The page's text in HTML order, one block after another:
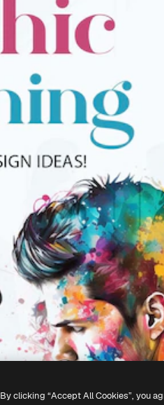
By clicking “Accept All Cookies”, you